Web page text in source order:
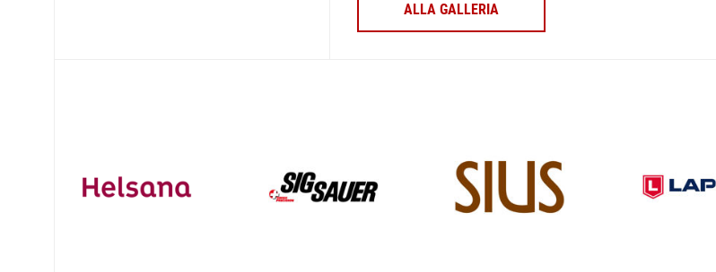
ALLA GALLERIA